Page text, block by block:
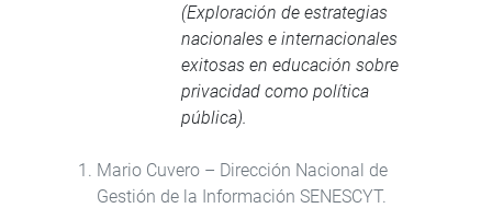
(Exploración de estrategias
nacionales e internacionales
exitosas en educación sobre
privacidad como política
pública).
Mario Cuvero – Dirección Nacional de
Gestión de la Información SENESCYT.